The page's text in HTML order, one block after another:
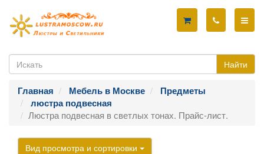
Найти
Главная Мебель в Москве
Предметы
люстра подвесная
Люстра подвесная в светлых тонах. Прайс-лист.
Вид просмотра и сортировки